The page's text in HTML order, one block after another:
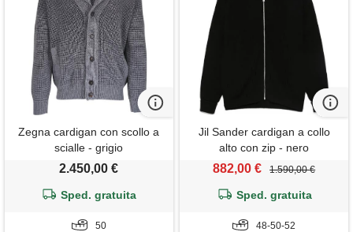
Zegna cardigan con scollo a
scialle - grigio
2.450,00 €
Sped. gratuita
50
Jil Sander cardigan a collo
alto con zip - nero
882,00 € 1.590,00 €
Sped. gratuita
48-50-52